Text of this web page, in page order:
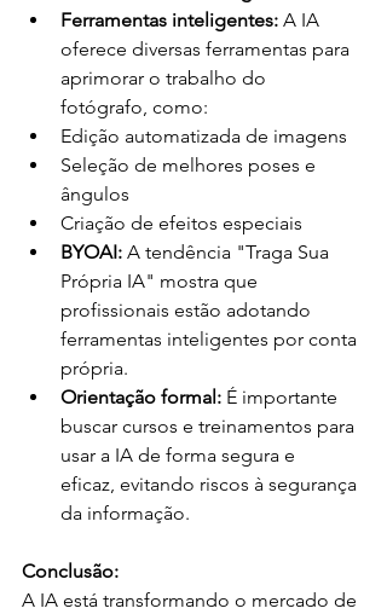
Ferramentas inteligentes: A IA
oferece diversas ferramentas para
aprimorar o trabalho do
fotógrafo, como:
Edição automatizada de imagens
Seleção de melhores poses e
ângulos
Criação de efeitos especiais
BYOAI: A tendência "Traga Sua
Própria IA" mostra que
profissionais estão adotando
ferramentas inteligentes por conta
própria.
Orientação formal: É importante
buscar cursos e treinamentos para
usar a IA de forma segura e
eficaz, evitando riscos à segurança
da informação.
Conclusão:
A IA está transformando o mercado de